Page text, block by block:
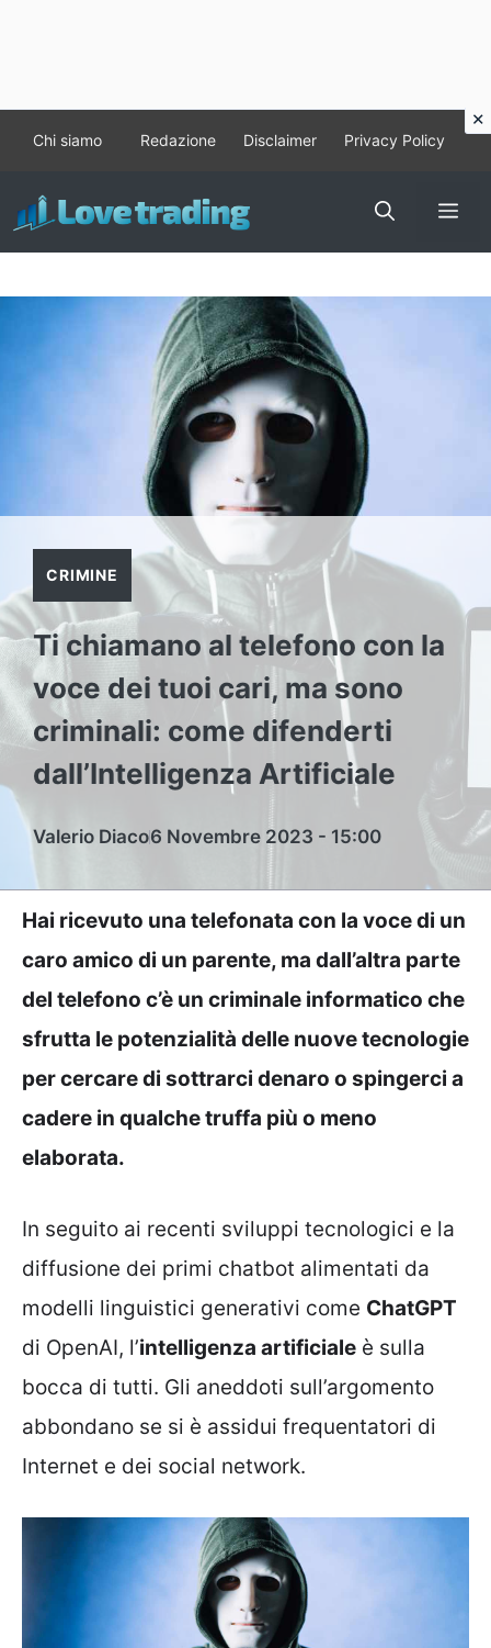
contenuto
Chi siamo Redazione Disclaimer Privacy Policy
CRIMINE
Ti chiamano al telefono con la
voce dei tuoi cari, ma sono
criminali: come difenderti
dall’Intelligenza Artificiale
Valerio Diaco6 Novembre 2023 - 15:00
Hai ricevuto una telefonata con la voce di un
caro amico di un parente, ma dall’altra parte
del telefono c’è un criminale informatico che
sfrutta le potenzialità delle nuove tecnologie
per cercare di sottrarci denaro o spingerci a
cadere in qualche truffa più o meno
elaborata.
In seguito ai recenti sviluppi tecnologici e la
diffusione dei primi chatbot alimentati da
modelli linguistici generativi come ChatGPT
di OpenAI, l’intelligenza artificiale è sulla
bocca di tutti. Gli aneddoti sull’argomento
abbondano se si è assidui frequentatori di
Internet e dei social network.